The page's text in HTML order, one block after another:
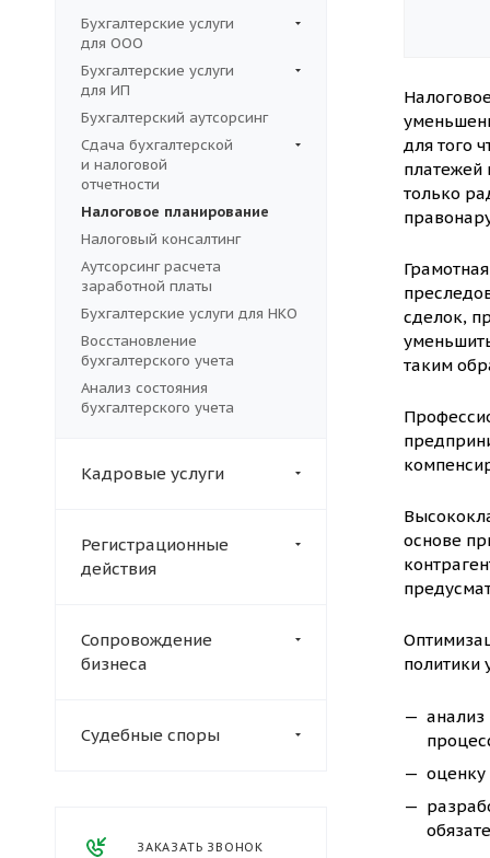
Бухгалтерские услуги
для ООО
Бухгалтерские услуги
для ИП
Бухгалтерский аутсорсинг
Сдача бухгалтерской
и налоговой
отчетности
Налоговое планирование
Налоговый консалтинг
Аутсорсинг расчета
заработной платы
Бухгалтерские услуги для НКО
Восстановление
бухгалтерского учета
Анализ состояния
бухгалтерского учета
Кадровые услуги
Регистрационные
действия
Сопровождение
бизнеса
Судебные споры
ЗАКАЗАТЬ ЗВОНОК
для того
платежей
только
сделок,
таким
основе
политики
анализ
оценку